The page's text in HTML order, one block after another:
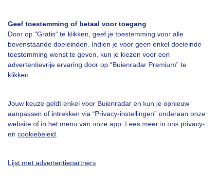
Geef toestemming of betaal voor toegang
Door op "Gratis" te klikken, geef je toestemming voor alle
bovenstaande doeleinden. Indien je voor geen enkel doeleinde
toestemming wenst te geven, kun je kiezen voor een
advertentievrije ervaring door op “Buienradar Premium” te
klikken.
Jouw keuze geldt enkel voor Buienradar en kun je opnieuw
aanpassen of intrekken via “Privacy-instellingen” onderaan onze
website of in het menu van onze app. Lees meer in ons privacy-
en cookiebeleid
Lijst met advertentiepartners
Veelgestelde vragen
Contact
Toegankelijkheid
Buienradar Team
Privacy beleid
Privacy instellingen